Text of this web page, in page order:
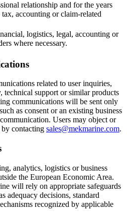
relationship and for the years
accounting or claim-related
logistics, legal, accounting or
where necessary.
related to user inquiries,
technical support or similar products
communications will be sent only
as consent or an existing business
Users may object or
contacting sales@mekmarine.com.
analytics, logistics or business
the European Economic Area.
will rely on appropriate safeguards
adequacy decisions, standard
recognized by applicable